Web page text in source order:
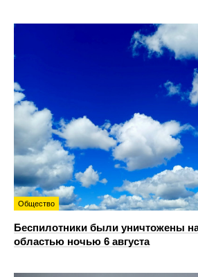
Общество
Беспилотники были уничтожены
областью ночью 6 августа